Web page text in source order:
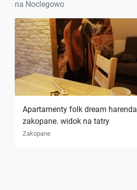
na Noclegowo
Apartamenty folk dream harenda
zakopane. widok na tatry
Zakopane